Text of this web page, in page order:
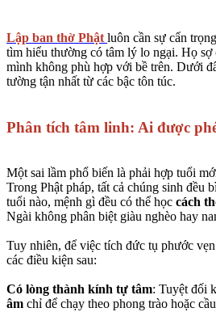
Lập ban thờ Phật luôn cần sự cẩn
tìm hiểu thường có tâm lý lo ngại. Họ sợ
mình không phù hợp với bề trên. Dưới
tường tận nhất từ các bậc tôn túc.
Phân tích tâm linh: Ai được
Một sai lầm phổ biến là phải hợp tuổi
Trong Phật pháp, tất cả chúng sinh đều
tuổi nào, mệnh gì đều có thể học cách
Ngài không phân biệt giàu nghèo hay
Tuy nhiên, để việc tích đức tụ phước
các điều kiện sau:
Có lòng thành kính tự tâm: Tuyệt đối
âm chỉ để chạy theo phong trào hoặc